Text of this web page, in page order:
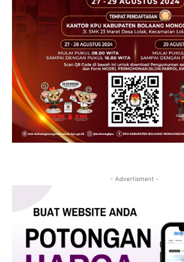
- Advertisment -